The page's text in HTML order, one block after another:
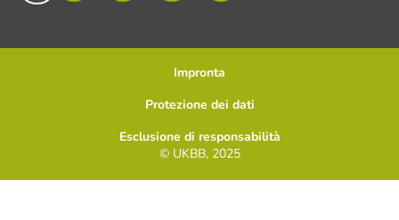
© UKBB, 2025
Impronta
Protezione dei dati
Esclusione di responsabilità